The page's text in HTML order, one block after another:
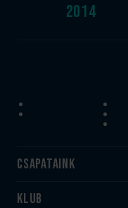
2014
Csapataink
Felnőtt
Klub